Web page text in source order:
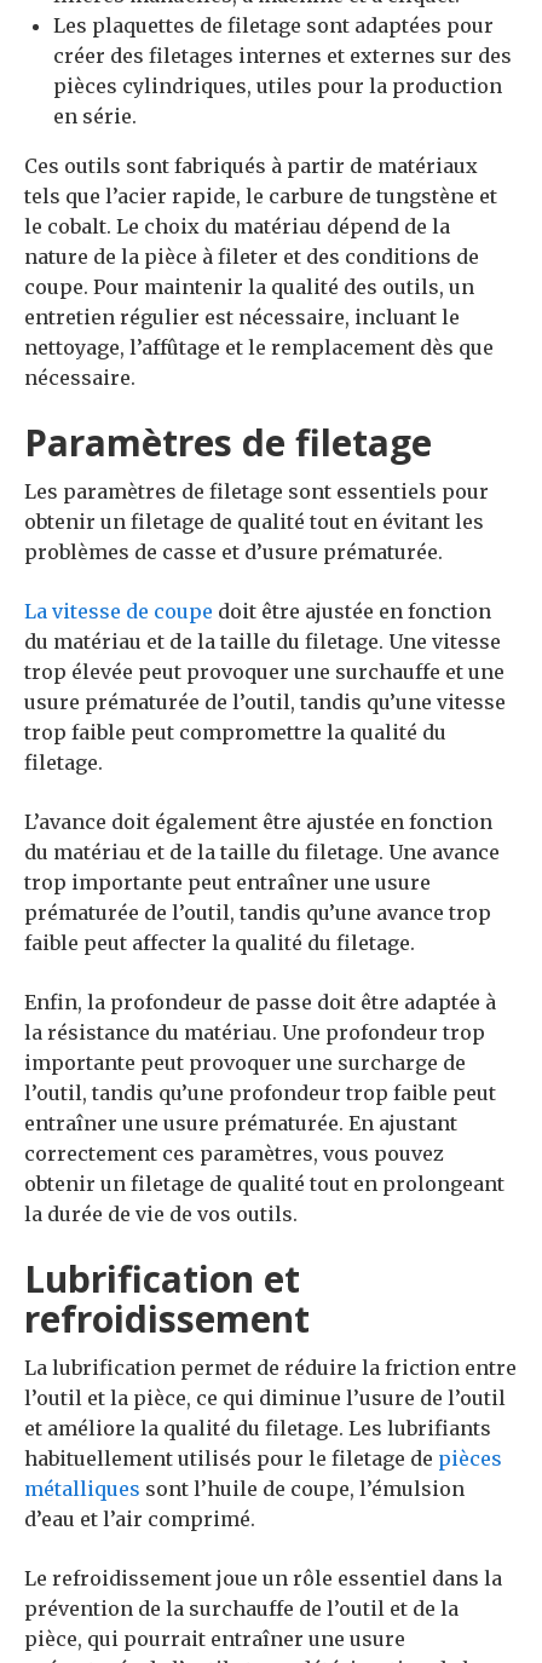
Les plaquettes de filetage sont adaptées pour
créer des filetages internes et externes sur des
pièces cylindriques, utiles pour la production
en série.
Ces outils sont fabriqués à partir de matériaux
tels que l’acier rapide, le carbure de tungstène et
le cobalt. Le choix du matériau dépend de la
nature de la pièce à fileter et des conditions de
coupe. Pour maintenir la qualité des outils, un
entretien régulier est nécessaire, incluant le
nettoyage, l’affûtage et le remplacement dès que
nécessaire.
Paramètres de filetage
Les paramètres de filetage sont essentiels pour
obtenir un filetage de qualité tout en évitant les
problèmes de casse et d’usure prématurée.
La vitesse de coupe doit être ajustée en fonction
du matériau et de la taille du filetage. Une vitesse
trop élevée peut provoquer une surchauffe et une
usure prématurée de l’outil, tandis qu’une vitesse
trop faible peut compromettre la qualité du
filetage.
L’avance doit également être ajustée en fonction
du matériau et de la taille du filetage. Une avance
trop importante peut entraîner une usure
prématurée de l’outil, tandis qu’une avance trop
faible peut affecter la qualité du filetage.
Enfin, la profondeur de passe doit être adaptée à
la résistance du matériau. Une profondeur trop
importante peut provoquer une surcharge de
l’outil, tandis qu’une profondeur trop faible peut
entraîner une usure prématurée. En ajustant
correctement ces paramètres, vous pouvez
obtenir un filetage de qualité tout en prolongeant
la durée de vie de vos outils.
Lubrification et
refroidissement
La lubrification permet de réduire la friction entre
l’outil et la pièce, ce qui diminue l’usure de l’outil
et améliore la qualité du filetage. Les lubrifiants
habituellement utilisés pour le filetage de pièces
métalliques sont l’huile de coupe, l’émulsion
d’eau et l’air comprimé.
Le refroidissement joue un rôle essentiel dans la
prévention de la surchauffe de l’outil et de la
pièce, qui pourrait entraîner une usure